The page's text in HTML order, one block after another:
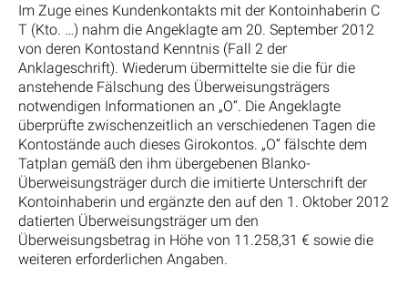
Im Zuge eines Kundenkontakts mit der Kontoinhaberin C
T (Kto. …) nahm die Angeklagte am 20. September 2012
von deren Kontostand Kenntnis (Fall 2 der
Anklageschrift). Wiederum übermittelte sie die für die
anstehende Fälschung des Überweisungsträgers
notwendigen Informationen an „O“. Die Angeklagte
überprüfte zwischenzeitlich an verschiedenen Tagen die
Kontostände auch dieses Girokontos. „O“ fälschte dem
Tatplan gemäß den ihm übergebenen Blanko-
Überweisungsträger durch die imitierte Unterschrift der
Kontoinhaberin und ergänzte den auf den 1. Oktober 2012
datierten Überweisungsträger um den
Überweisungsbetrag in Höhe von 11.258,31 € sowie die
weiteren erforderlichen Angaben.